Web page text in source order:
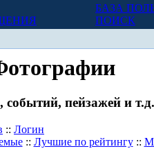
БАЗА
ПОИСК
пейзажей и т.д.
:: Логин
:: Лучшие по рейтингу::